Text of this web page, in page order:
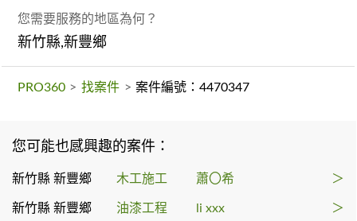
您需要服務的地區為何？
新竹縣,新豐鄉
PRO360 > 找案件 > 案件編號：4470347
您可能也感興趣的案件：
新竹縣 新豐鄉 木工施工 蕭〇希 ＞
新竹縣 新豐鄉 油漆工程 li xxx ＞